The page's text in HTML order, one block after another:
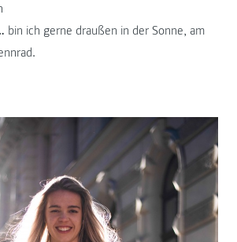
bin ich gerne draußen in der Sonne, am